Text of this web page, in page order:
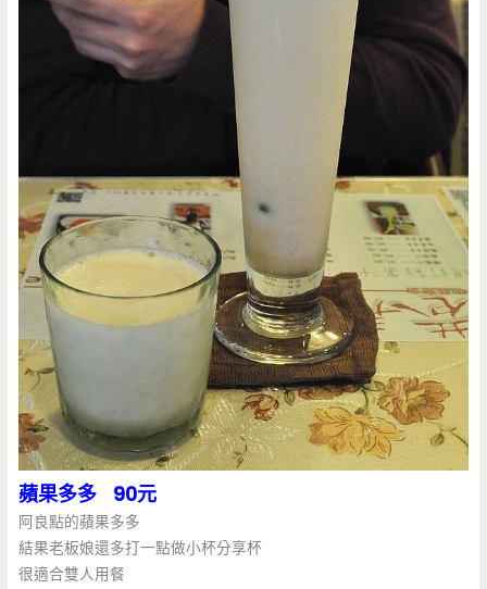
蘋果多多 90元
阿良點的蘋果多多
結果老板娘還多打一點做小杯分享杯
很適合雙人用餐